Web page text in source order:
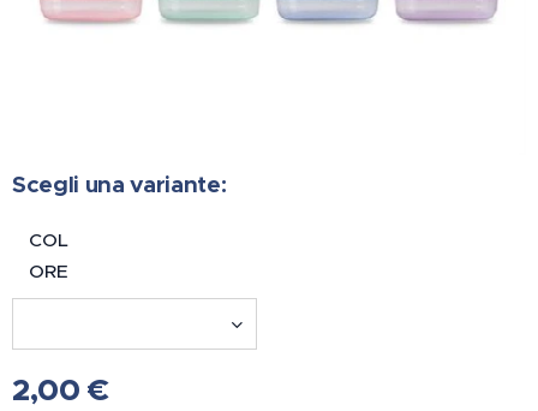
Scegli una variante:
COL
ORE
2,00 €